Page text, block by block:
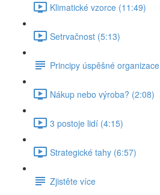
Klimatické vzorce (11:49)
Setrvačnost (5:13)
Principy úspěšné organizace
Nákup nebo výroba? (2:08)
3 postoje lidí (4:15)
Strategické tahy (6:57)
Zjistěte více